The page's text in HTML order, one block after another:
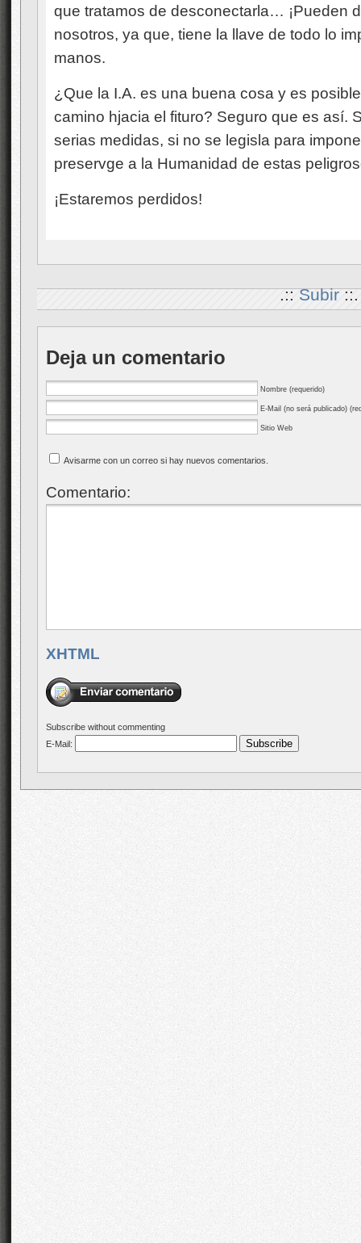
que tratamos de desconectarla… ¡Pueden
nosotros, ya que, tiene la llave de todo lo
manos.
¿Que la I.A. es una buena cosa y es
camino hjacia el fituro? Seguro que es así.
serias medidas, si no se legisla para
preservge a la Humanidad de estas
¡Estaremos perdidos!
.::Subir::.
Deja un comentario
Nombre (requerido)
E-Mail (no será publicado)
Sitio Web
Avisarme con un correo si hay nuevos comentarios.
Comentario:
XHTML
Subscribe without commenting
E-Mail: